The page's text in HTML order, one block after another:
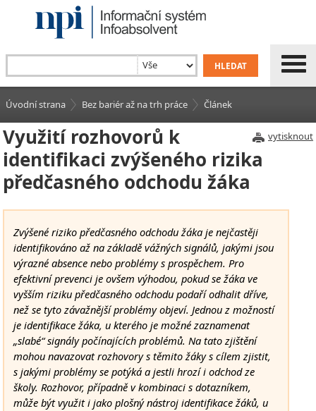
Úvodní strana Bez bariér až na trh práce Článek
vytisknout
Využití rozhovorů k
identifikaci zvýšeného rizika
předčasného odchodu žáka
Zvýšené riziko předčasného odchodu žáka je nejčastěji
identifikováno až na základě vážných signálů, jakými jsou
výrazné absence nebo problémy s prospěchem. Pro
efektivní prevenci je ovšem výhodou, pokud se žáka ve
vyšším riziku předčasného odchodu podaří odhalit dříve,
než se tyto závažnější problémy objeví. Jednou z možností
je identifikace žáka, u kterého je možné zaznamenat
„slabé“ signály počínajících problémů. Na tato zjištění
mohou navazovat rozhovory s těmito žáky s cílem zjistit,
s jakými problémy se potýká a jestli hrozí i odchod ze
školy. Rozhovor, případně v kombinaci s dotazníkem,
může být využit i jako plošný nástroj identifikace žáků, u